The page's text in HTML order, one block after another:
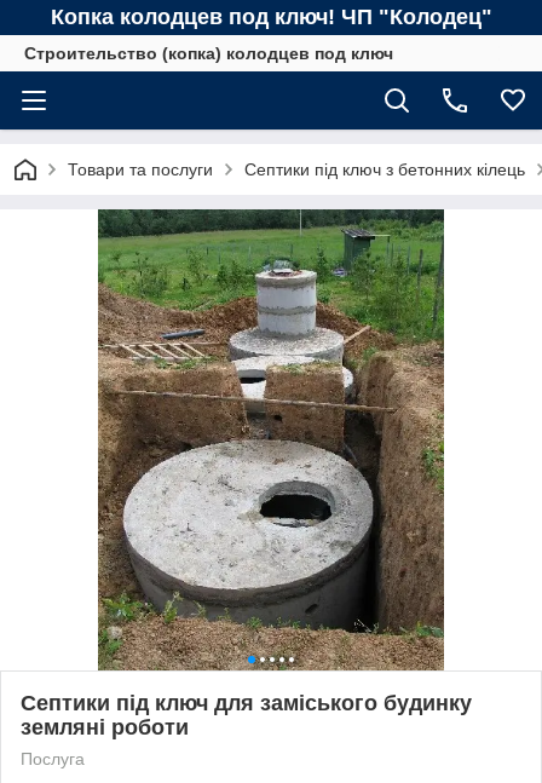
Копка колодцев под ключ! ЧП "Колодец"
Строительство (копка) колодцев под ключ
Товари та послуги Септики під ключ з бетонних кілець
Септики під ключ для заміського будинку
земляні роботи
Послуга